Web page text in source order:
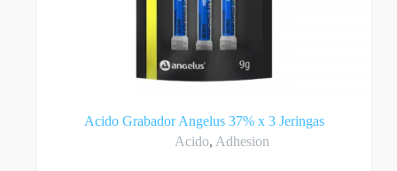
Acido Grabador Angelus 37% x 3 Jeringas
Acido, Adhesion